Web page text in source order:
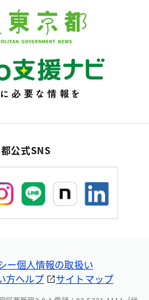
公式SNS
ー個人情報の取扱い
方ヘルプ サイトマップ